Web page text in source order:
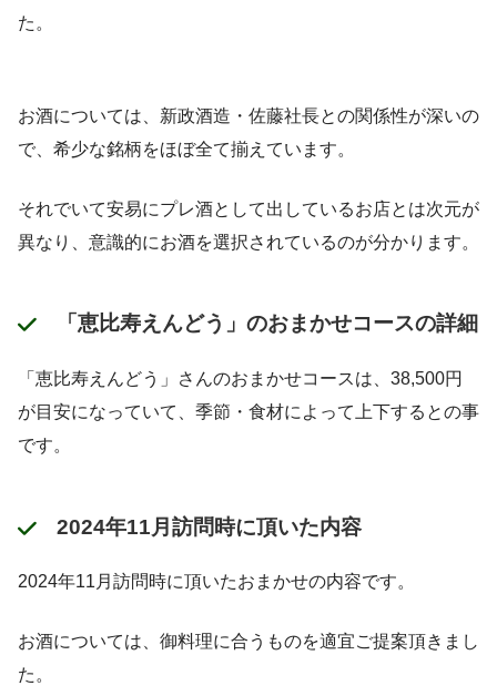
た。
お酒については、新政酒造・佐藤社長との関係性が深いの
で、希少な銘柄をほぼ全て揃えています。
それでいて安易にプレ酒として出しているお店とは次元が
異なり、意識的にお酒を選択されているのが分かります。
「恵比寿えんどう」のおまかせコースの詳細
「恵比寿えんどう」さんのおまかせコースは、38,500円
が目安になっていて、季節・食材によって上下するとの事
です。
2024年11月訪問時に頂いた内容
2024年11月訪問時に頂いたおまかせの内容です。
お酒については、御料理に合うものを適宜ご提案頂きまし
た。